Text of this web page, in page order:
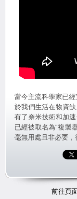
當今主流科學家已
於我們生活在物資
有了奈米技術和加
已經被取名為“複製
毫無用處且非必要，
前往頁